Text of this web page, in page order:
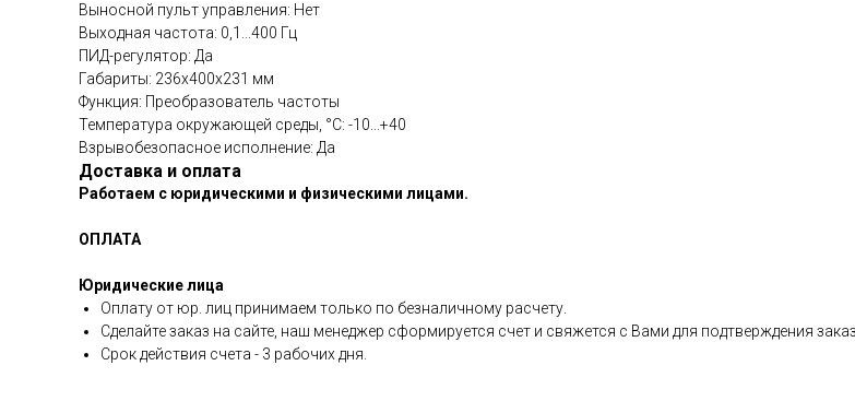
Выносной пульт управления: Нет
Выходная частота: 0,1...400 Гц
ПИД-регулятор: Да
Габариты: 236x400x231 мм
Функция: Преобразователь частоты
Температура окружающей среды, °C: -10...+40
Взрывобезопасное исполнение: Да
Доставка и оплата
Работаем с юридическими и физическими лицами.
ОПЛАТА
Юридические лица
Оплату от юр. лиц принимаем только по безналичному расчету.
Сделайте заказ на сайте, наш менеджер сформируется счет и свяжется с Вами для подтверждения
Срок действия счета - 3 рабочих дня.